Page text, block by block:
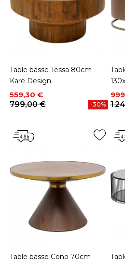
Table basse Tessa 80cm
Kare Design
Prix
559,30 €
Prix de base
799,00 €
-30%
Prix
1
Table basse Cono 70cm